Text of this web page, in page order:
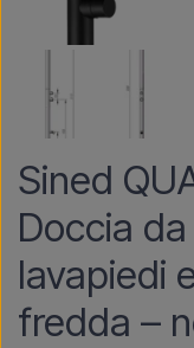
Sined
Doccia
lavapiedi
fredda –